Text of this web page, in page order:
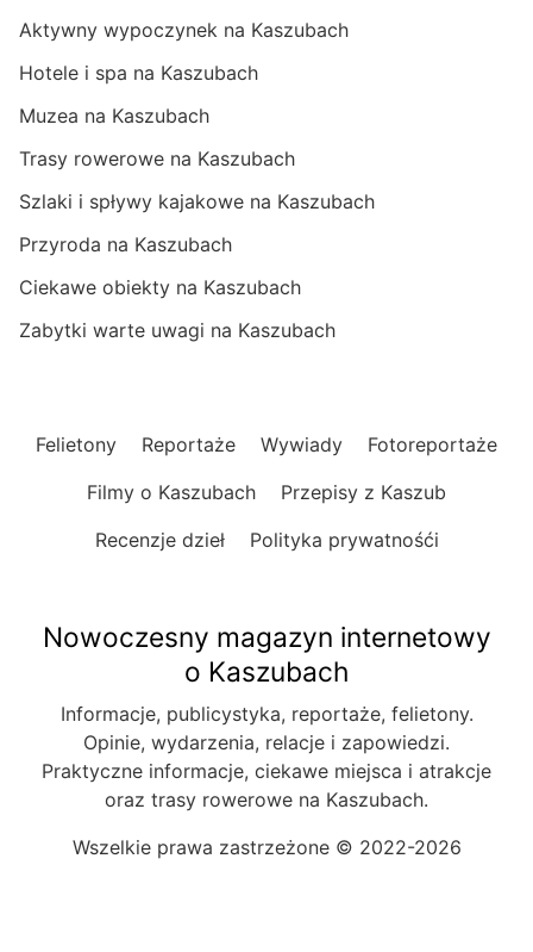
Aktywny wypoczynek na Kaszubach
Hotele i spa na Kaszubach
Muzea na Kaszubach
Trasy rowerowe na Kaszubach
Szlaki i spływy kajakowe na Kaszubach
Przyroda na Kaszubach
Ciekawe obiekty na Kaszubach
Zabytki warte uwagi na Kaszubach
Felietony Reportaże Wywiady
Fotoreportaże
Filmy o Kaszubach
Przepisy z Kaszub
Recenzje dzieł
Polityka prywatnośći
Nowoczesny magazyn internetowy
o Kaszubach
Informacje, publicystyka, reportaże, felietony.
Opinie, wydarzenia, relacje i zapowiedzi.
Praktyczne informacje, ciekawe miejsca i atrakcje
oraz trasy rowerowe na Kaszubach.
Wszelkie prawa zastrzeżone © 2022-2026